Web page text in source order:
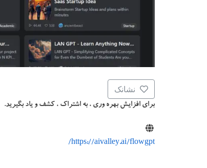
نشانک
برای افزایش بهره وری ، به اشتراک ، کشف و یاد بگیرید.
https://aivalley.ai/flowgpt/